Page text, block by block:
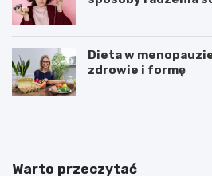
Dieta w
zdrowie i formę
J
w
Z
e
Warto przeczytać